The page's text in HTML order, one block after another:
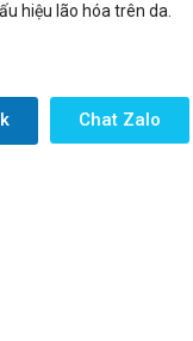
hiệu lão hóa trên da.
Chat Zalo